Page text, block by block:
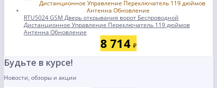
RTU5024 GSM Дверь открывания ворот Беспроводной
Дистанционное Управление Переключатель 119 дюймов
Антенна Обновление
8 714 ₽
Будьте в курсе!
Новости, обзоры и акции